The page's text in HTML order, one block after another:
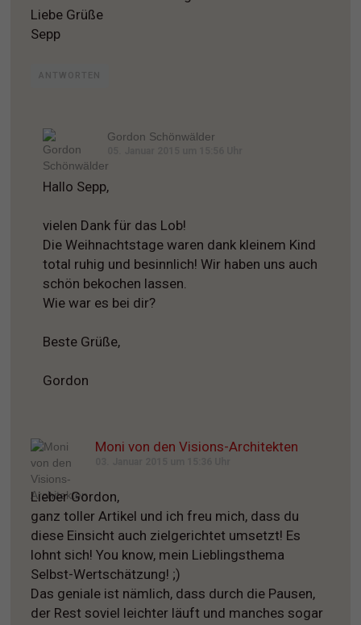
Liebe Grüße
Sepp
ANTWORTEN
Gordon Schönwälder
Hallo Sepp,
vielen Dank für das Lob!
Die Weihnachtstage waren dank kleinem Kind
total ruhig und besinnlich! Wir haben uns auch
schön bekochen lassen.
Wie war es bei dir?
Beste Grüße,
Gordon
Moni von den Visions-Architekten
Lieber Gordon,
ganz toller Artikel und ich freu mich, dass du
diese Einsicht auch zielgerichtet umsetzt! Es
lohnt sich! You know, mein Lieblingsthema
Selbst-Wertschätzung! ;)
Das geniale ist nämlich, dass durch die Pausen,
der Rest soviel leichter läuft und manches sogar